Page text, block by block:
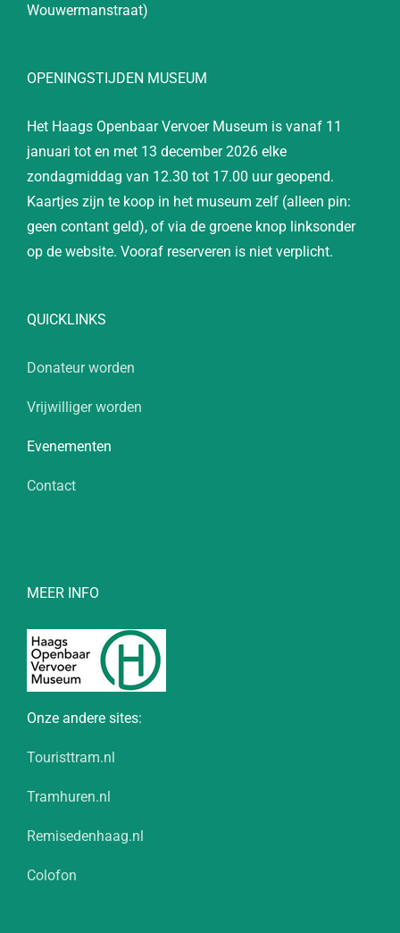
Wouwermanstraat)
OPENINGSTIJDEN MUSEUM
Het Haags Openbaar Vervoer Museum is vanaf 11
januari tot en met 13 december 2026 elke
zondagmiddag van 12.30 tot 17.00 uur geopend.
Kaartjes zijn te koop in het museum zelf (alleen pin:
geen contant geld), of via de groene knop linksonder
op de website. Vooraf reserveren is niet verplicht.
QUICKLINKS
Donateur worden
Vrijwilliger worden
Evenementen
Contact
MEER INFO
Onze andere sites:
Touristtram.nl
Tramhuren.nl
Remisedenhaag.nl
Colofon